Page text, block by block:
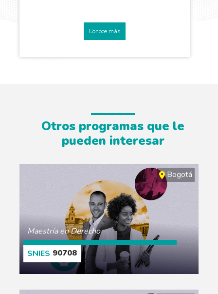
Conoce más
Otros programas que le
pueden interesar
Bogotá
Maestría en Derecho
90708
CONOCE MÁS